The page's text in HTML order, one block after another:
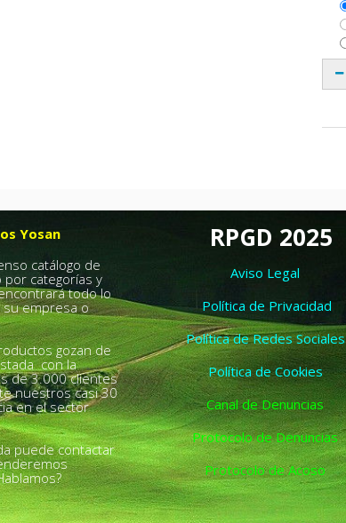
Yosan
catálogo de
categorías y
todo lo
empresa o
gozan de
con la
de 3.000 clientes
nuestros casi 30
en el sector
puede contactar
RPGD 2025
Aviso Legal
Política de Privacidad
Política de Redes Sociales
Política de Cookies
Canal de Denuncias
Protocolo de Denuncias
Protocolo de Acoso